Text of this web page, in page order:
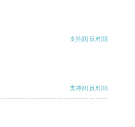
支持[0] 反对[0]
支持[0] 反对[0]